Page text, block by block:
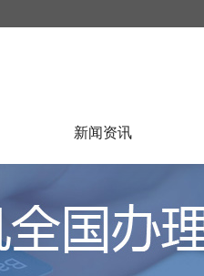
新闻资讯